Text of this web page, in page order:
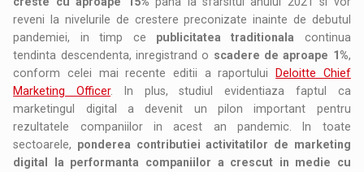
reveni la nivelurile de crestere preconizate inainte de debutul
pandemiei, in timp ce publicitatea traditionala continua
tendinta descendenta, inregistrand o scadere de aproape 1%,
conform celei mai recente editii a raportului
Deloitte Chief
Marketing Officer. In plus, studiul evidentiaza faptul ca
marketingul digital a devenit un pilon important pentru
rezultatele companiilor in acest an pandemic. In toate
sectoarele, ponderea contributiei activitatilor de marketing
digital la performanta companiilor a crescut in medie cu